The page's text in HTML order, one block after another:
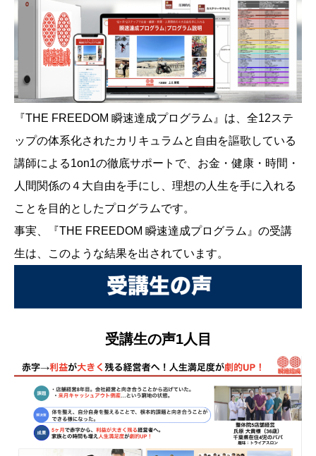
『THE FREEDOM 瞬速達成プログラム』は、全12ステ
ップの体系化されたカリキュラムと自由を謳歌している
講師による1on1の徹底サポートで、お金・健康・時間・
人間関係の４大自由を手にし、理想の人生を手に入れる
ことを目的としたプログラムです。
事実、『THE FREEDOM 瞬速達成プログラム』の受講
生は、このような結果を出されています。
受講生の声1人目